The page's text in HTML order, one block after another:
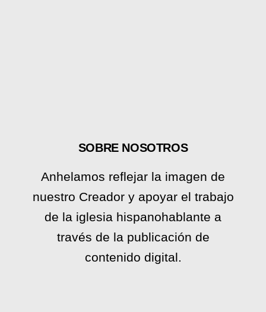
SOBRE NOSOTROS
Anhelamos reflejar la imagen de
nuestro Creador y apoyar el trabajo
de la iglesia hispanohablante a
través de la publicación de
contenido digital.